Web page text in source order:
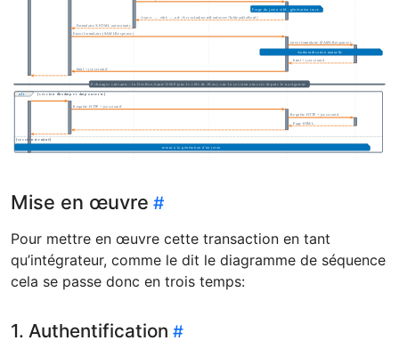
Mise en œuvre
Pour mettre en œuvre cette transaction en tant
qu’intégrateur, comme le dit le diagramme de séquence
cela se passe donc en trois temps:
1. Authentification